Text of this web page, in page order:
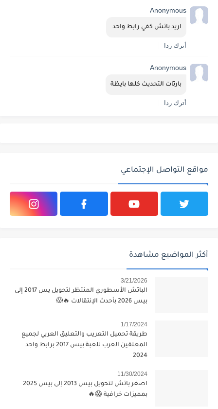
Anonymous
اريد باتش كفي رابط واحد
أترك ردا
Anonymous
بارتات التحديث كلها بايظة
أترك ردا
مواقع التواصل الإجتماعي
أكثر المواضيع مشاهدة
3/21/2026
الباتش الأسطوري المنتظر لتحويل يس 2017 إلى
بيس 2026 بأحدث الإنتقالات 🔥😱
1/17/2024
طريقة تحميل التعريب والتعليق العربي لجميع
المعلقين العرب للعبة بيس 2017 برابط واحد
2024
11/30/2024
اصغر باتش لتحويل بيس 2013 إلى بيس 2025
بمميزات خرافية 😱🔥